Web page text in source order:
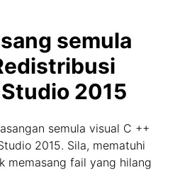
semula
2015
semula visual C ++
2015. Sila, mematuhi
memasang fail yang hilang